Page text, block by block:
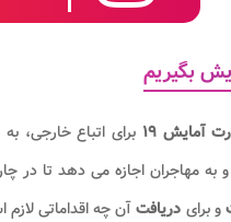
بگیریم
آمایش ۱۹ برای اتباع خارجی،
و به مهاجران اجازه می دهد تا
و برای دریافتآن چه اقداماتی